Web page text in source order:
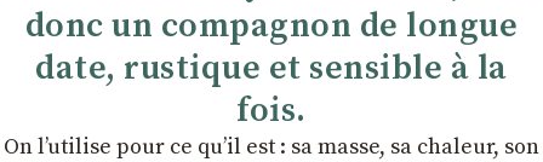
donc un compagnon de longue
date, rustique et sensible à la
fois.
On lʼutilise pour ce quʼil est : sa masse, sa chaleur, son